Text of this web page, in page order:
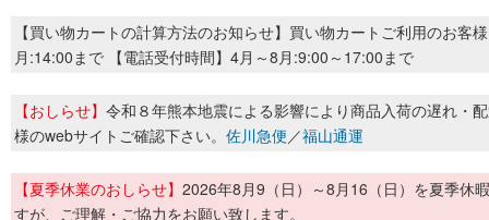
【買い物カートの計算方法のお知らせ】買い物カートご利用のお客
月:14:00まで 【電話受付時間】4月～8月:9:00～17:00まで
【おしらせ】 令和８年熊本地震による影響により商品入荷の遅れ・
様のwebサイトご確認下さい。 佐川急便／福山通運
【夏季休業のおしらせ】 2026年8月9（日）～8月16（日）を夏季休
すが、ご理解・ご協力をお願い致します。